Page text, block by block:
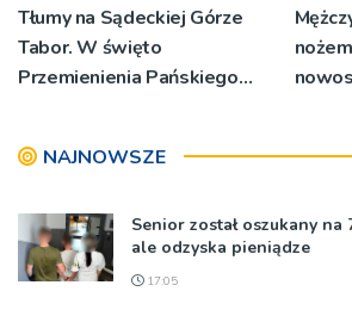
Tłumy na Sądeckiej Górze
Tabor. W święto
Przemienienia Pańskiego
[ZDJĘCIA]
NAJNOWSZE
Senior został oszukany na
ale odzyska pieniądze
17:05